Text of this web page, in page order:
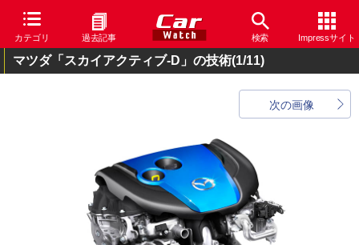
カテゴリ 過去記事 検索 Impressサイト
マツダ「スカイアクティブ-D」の技術(1/11)
次の画像